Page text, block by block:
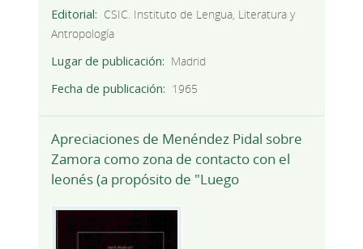
Editorial
CSIC. Instituto de Lengua, Literatura y
Antropología
Lugar de publicación
Madrid
Fecha de publicación
1965
Apreciaciones de Menéndez Pidal sobre
Zamora como zona de contacto con el
leonés (a propósito de "Luego